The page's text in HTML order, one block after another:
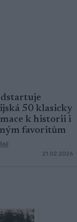
50 klasicky
k historii i
favoritům
21.02.2026